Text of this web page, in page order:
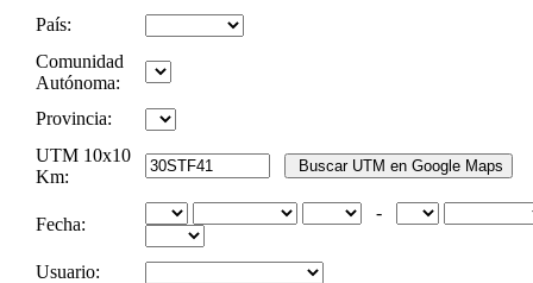
País:
Comunidad
Autónoma:
Provincia:
UTM 10x10
Km:
Fecha:
-
Usuario: